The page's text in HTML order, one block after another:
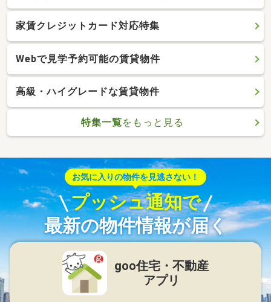
家賃クレジットカード対応特集
Webで見学予約可能の賃貸物件
高級・ハイグレードな賃貸物件
特集一覧をもっと見る
お気に入りの物件を見逃さない！
プッシュ通知で
最新の物件情報が届く
goo住宅・不動産
アプリ